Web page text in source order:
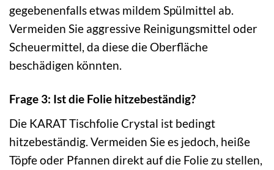
gegebenenfalls etwas mildem Spülmittel ab.
Vermeiden Sie aggressive Reinigungsmittel oder
Scheuermittel, da diese die Oberfläche
beschädigen könnten.
Frage 3: Ist die Folie hitzebeständig?
Die KARAT Tischfolie Crystal ist bedingt
hitzebeständig. Vermeiden Sie es jedoch, heiße
Töpfe oder Pfannen direkt auf die Folie zu stellen,